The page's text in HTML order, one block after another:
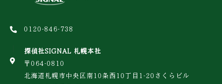
0120-846-738
探偵社SIGNAL 札幌本社
〒064-0810
北海道札幌市中央区南10条西10丁目1-20さくらビル